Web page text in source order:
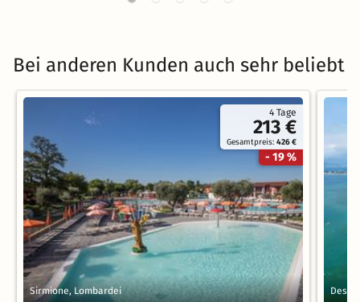
Bei anderen Kunden auch sehr beliebt
4 Tage
213 €
Gesamtpreis:426 €
- 19 %
Sirmione, Lombardei